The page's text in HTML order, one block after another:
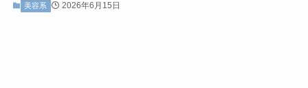
美容系 2026年6月15日